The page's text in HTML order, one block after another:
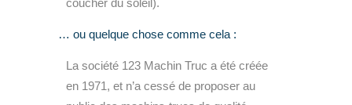
coucher du soleil).
… ou quelque chose comme cela :
La société 123 Machin Truc a été créée
en 1971, et n’a cessé de proposer au